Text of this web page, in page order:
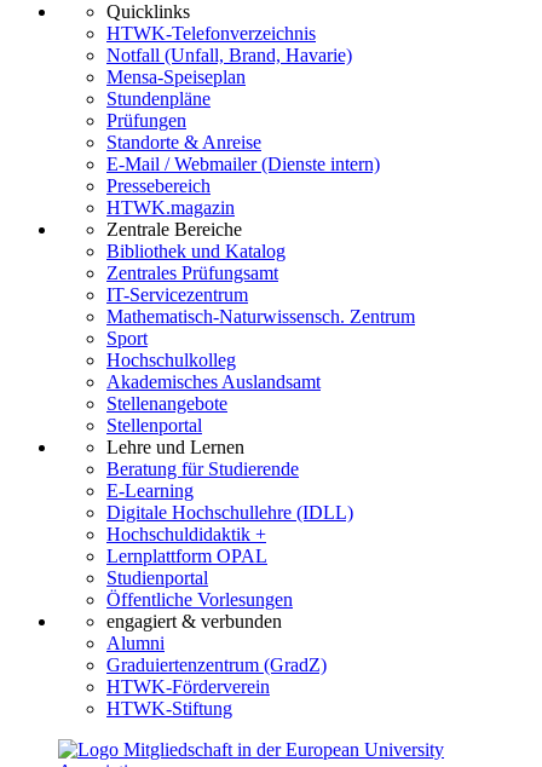
Quicklinks
HTWK-Telefonverzeichnis
Notfall (Unfall, Brand, Havarie)
Mensa-Speiseplan
Stundenpläne
Prüfungen
Standorte & Anreise
E-Mail / Webmailer (Dienste intern)
Pressebereich
HTWK.magazin
Zentrale Bereiche
Bibliothek und Katalog
Zentrales Prüfungsamt
IT-Servicezentrum
Mathematisch-Naturwissensch. Zentrum
Sport
Hochschulkolleg
Akademisches Auslandsamt
Stellenangebote
Stellenportal
Lehre und Lernen
Beratung für Studierende
E-Learning
Digitale Hochschullehre (IDLL)
Hochschuldidaktik +
Lernplattform OPAL
Studienportal
Öffentliche Vorlesungen
engagiert & verbunden
Alumni
Graduiertenzentrum (GradZ)
HTWK-Förderverein
HTWK-Stiftung